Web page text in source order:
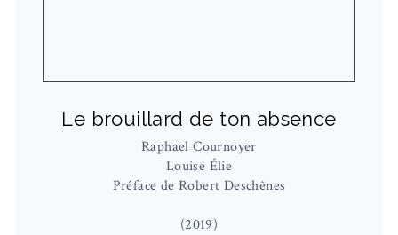
Le brouillard de ton absence
Raphael Cournoyer
Louise Élie
Préface de Robert Deschênes
(2019)